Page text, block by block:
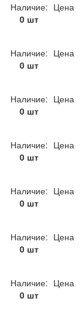
Наличие:
0 шт
Цена
Наличие:
0 шт
Цена
Наличие:
0 шт
Цена
Наличие:
0 шт
Цена
Наличие:
0 шт
Цена
Наличие:
0 шт
Цена
Наличие:
0 шт
Цена